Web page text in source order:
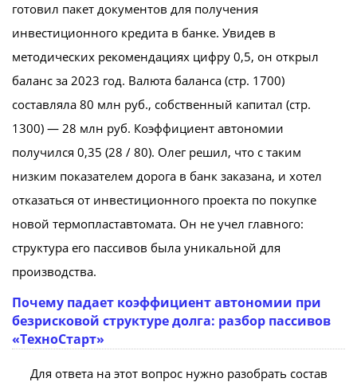
готовил пакет документов для получения
инвестиционного кредита в банке. Увидев в
методических рекомендациях цифру 0,5, он открыл
баланс за 2023 год. Валюта баланса (стр. 1700)
составляла 80 млн руб., собственный капитал (стр.
1300) — 28 млн руб. Коэффициент автономии
получился 0,35 (28 / 80). Олег решил, что с таким
низким показателем дорога в банк заказана, и хотел
отказаться от инвестиционного проекта по покупке
новой термопластавтомата. Он не учел главного:
структура его пассивов была уникальной для
производства.
Почему падает коэффициент автономии при
безрисковой структуре долга: разбор пассивов
«ТехноСтарт»
Для ответа на этот вопрос нужно разобрать состав